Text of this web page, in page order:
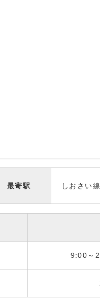
最寄駅 しおさい
9:00～